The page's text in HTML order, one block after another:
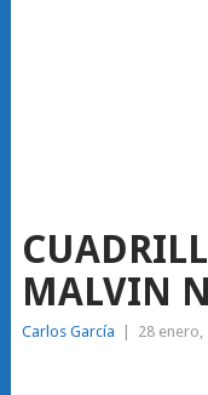
MALVIN
Carlos García 28 enero,